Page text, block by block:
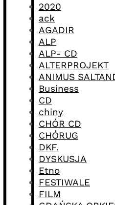
2020
ack
AGADIR
ALP
ALP- CD
ALTERPROJEKT
ANIMUS
Business
CD
chiny
CHÓR CD
CHÓRUG
DKF.
DYSKUSJA
Etno
FESTIWALE
FILM